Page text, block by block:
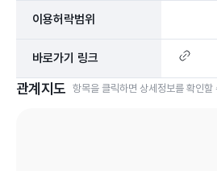
이용허락범위
바로가기 링크
관계지도 항목을 클릭하면 상세정보를 확인